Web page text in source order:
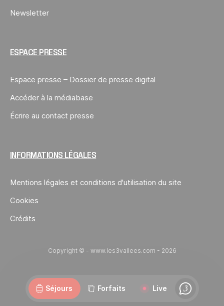
Séjours Forfaits Live
Chat
Newsletter
ESPACE PRESSE
Espace presse – Dossier de presse digital
Accéder à la médiabase
Écrire au contact presse
INFORMATIONS LÉGALES
Mentions légales et conditions d'utilisation du site
Cookies
Crédits
Copyright © - www.les3vallees.com - 2026